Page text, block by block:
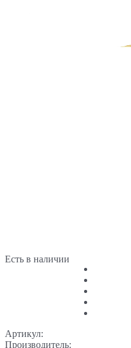
Есть в наличии
Артикул:
Производитель: